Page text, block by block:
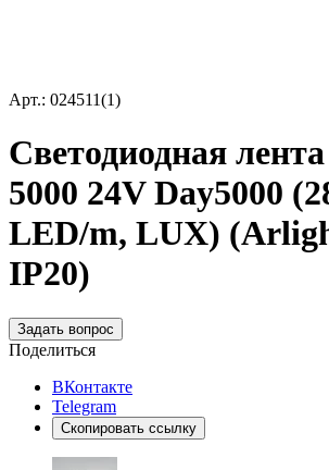
Арт.: 024511(1)
Светодиодная
5000 24V Day5000
LED/m, LUX)
IP20)
Задать вопрос
Поделиться
ВКонтакте
Telegram
Скопировать ссылку